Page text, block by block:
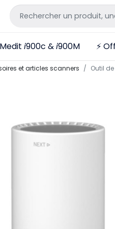
i900c &i900M ⚡
et articles scanners Outil